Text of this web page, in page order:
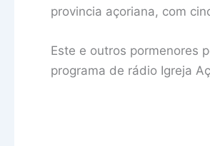
provincia açoriana, com
Este e outros pormenores
programa de rádio Igreja